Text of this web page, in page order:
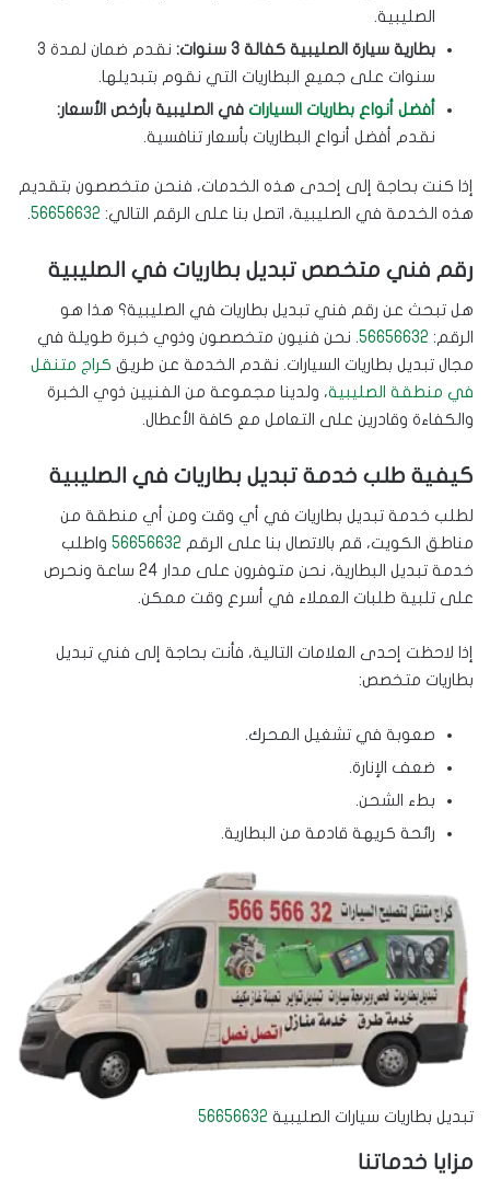
الصليبية.
بطارية سيارة الصليبية كفالة 3 سنوات:
نقدم ضمان لمدة 3
سنوات على جميع البطاريات التي نقوم بتبديلها.
أفضل أنواع بطاريات السيارات في الصليبية بأرخص الأسعار:
نقدم أفضل أنواع البطاريات بأسعار تنافسية.
إذا كنت بحاجة إلى إحدى هذه الخدمات، فنحن متخصصون بتقديم
هذه الخدمة في الصليبية، اتصل بنا على الرقم التالي: 56656632
.
رقم فني متخصص تبديل بطاريات في الصليبية
هل تبحث عن رقم فني تبديل بطاريات في الصليبية؟ هذا هو
الرقم: 56656632. نحن فنيون متخصصون وذوي خبرة طويلة في
مجال تبديل بطاريات السيارات. نقدم الخدمة عن طريق كراج متنقل
في منطقة الصليبية، ولدينا مجموعة من الفنيين ذوي الخبرة
والكفاءة وقادرين على التعامل مع كافة الأعطال.
كيفية طلب خدمة تبديل بطاريات في الصليبية
لطلب خدمة تبديل بطاريات في أي وقت ومن أي منطقة من
مناطق الكويت، قم بالاتصال بنا على الرقم 56656632 واطلب
خدمة تبديل البطارية، نحن متوفرون على مدار 24 ساعة ونحرص
على تلبية طلبات العملاء في أسرع وقت ممكن.
إذا لاحظت إحدى العلامات التالية، فأنت بحاجة إلى فني تبديل
بطاريات متخصص:
صعوبة في تشغيل المحرك.
ضعف الإنارة.
بطء الشحن.
رائحة كريهة قادمة من البطارية.
تبديل بطاريات سيارات الصليبية 56656632
مزايا خدماتنا